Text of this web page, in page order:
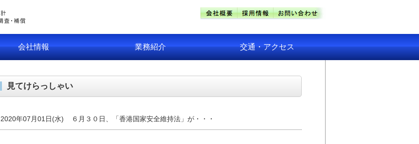
会社情報 業務紹介 交通・アクセス
見てけらっしゃい
2020年07月01日(水) ６月３０日、「香港国家安全維持法」が・・・